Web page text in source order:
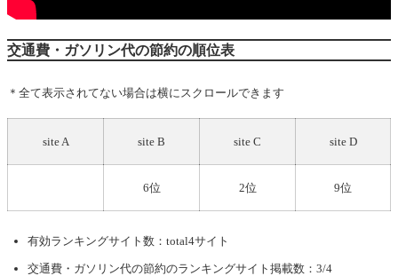
交通費・ガソリン代の節約の順位表
＊全て表示されてない場合は横にスクロールできます
site A site B site C site D
6位 2位 9位
有効ランキングサイト数：total4サイト
交通費・ガソリン代の節約のランキングサイト掲載数：3/4